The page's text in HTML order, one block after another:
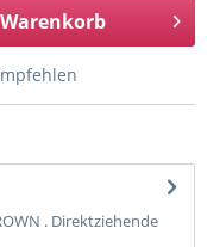
Warenkorb
. Direktziehende